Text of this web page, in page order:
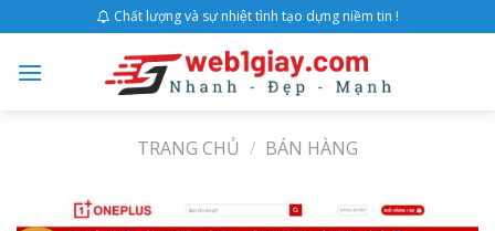
content
Chất lượng và sự nhiệt tình tạo dựng niềm tin !
TRANG CHỦ / BÁN HÀNG